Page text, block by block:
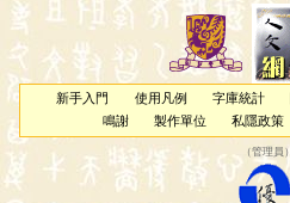
新手入門 使用凡例 字庫統計
鳴謝
製作單位 私隱政策
（管理員 ）